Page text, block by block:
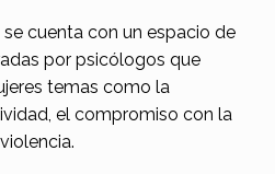
cuenta con un espacio de
por psicólogos que
temas como la
el compromiso con la